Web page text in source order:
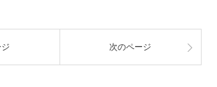
次のページ